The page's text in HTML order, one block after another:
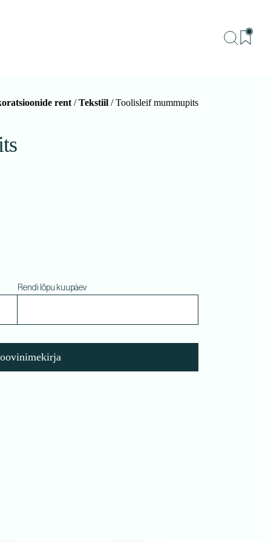
rent /Tekstiil / Toolisleif mummupits
Rendi lõpu kuupäev